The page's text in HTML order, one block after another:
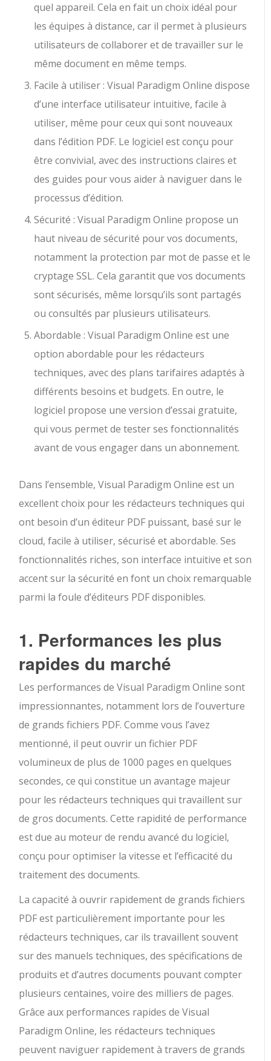
quel appareil. Cela en fait un choix idéal pour
les équipes à distance, car il permet à plusieurs
utilisateurs de collaborer et de travailler sur le
même document en même temps.
Facile à utiliser : Visual Paradigm Online dispose
d’une interface utilisateur intuitive, facile à
utiliser, même pour ceux qui sont nouveaux
dans l’édition PDF. Le logiciel est conçu pour
être convivial, avec des instructions claires et
des guides pour vous aider à naviguer dans le
processus d’édition.
Sécurité : Visual Paradigm Online propose un
haut niveau de sécurité pour vos documents,
notamment la protection par mot de passe et le
cryptage SSL. Cela garantit que vos documents
sont sécurisés, même lorsqu’ils sont partagés
ou consultés par plusieurs utilisateurs.
Abordable : Visual Paradigm Online est une
option abordable pour les rédacteurs
techniques, avec des plans tarifaires adaptés à
différents besoins et budgets. En outre, le
logiciel propose une version d’essai gratuite,
qui vous permet de tester ses fonctionnalités
avant de vous engager dans un abonnement.
Dans l’ensemble, Visual Paradigm Online est un
excellent choix pour les rédacteurs techniques qui
ont besoin d’un éditeur PDF puissant, basé sur le
cloud, facile à utiliser, sécurisé et abordable. Ses
fonctionnalités riches, son interface intuitive et son
accent sur la sécurité en font un choix remarquable
parmi la foule d’éditeurs PDF disponibles.
1. Performances les plus
rapides du marché
Les performances de Visual Paradigm Online sont
impressionnantes, notamment lors de l’ouverture
de grands fichiers PDF. Comme vous l’avez
mentionné, il peut ouvrir un fichier PDF
volumineux de plus de 1000 pages en quelques
secondes, ce qui constitue un avantage majeur
pour les rédacteurs techniques qui travaillent sur
de gros documents. Cette rapidité de performance
est due au moteur de rendu avancé du logiciel,
conçu pour optimiser la vitesse et l’efficacité du
traitement des documents.
La capacité à ouvrir rapidement de grands fichiers
PDF est particulièrement importante pour les
rédacteurs techniques, car ils travaillent souvent
sur des manuels techniques, des spécifications de
produits et d’autres documents pouvant compter
plusieurs centaines, voire des milliers de pages.
Grâce aux performances rapides de Visual
Paradigm Online, les rédacteurs techniques
peuvent naviguer rapidement à travers de grands